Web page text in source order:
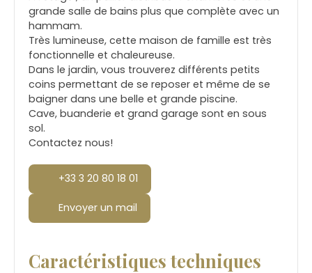
grande salle de bains plus que complète avec un
hammam.
Très lumineuse, cette maison de famille est très
fonctionnelle et chaleureuse.
Dans le jardin, vous trouverez différents petits
coins permettant de se reposer et même de se
baigner dans une belle et grande piscine.
Cave, buanderie et grand garage sont en sous
sol.
Contactez nous!
+33 3 20 80 18 01
Envoyer un mail
Caractéristiques techniques